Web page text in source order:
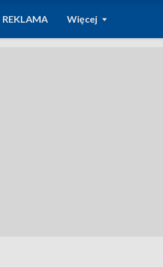
REKLAMA Więcej